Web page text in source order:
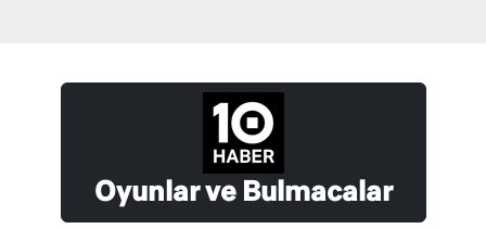
Oyunlar ve Bulmacalar